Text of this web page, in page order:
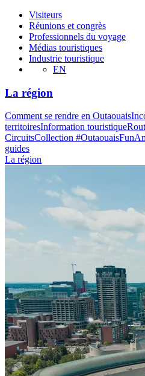
Visiteurs
Réunions et congrès
Professionnels du voyage
Médias touristiques
Industrie touristique
EN
La région
Comment se rendre en Outaouais
territoiresInformation touristique
CircuitsCollection #OutaouaisFun
guides
La région